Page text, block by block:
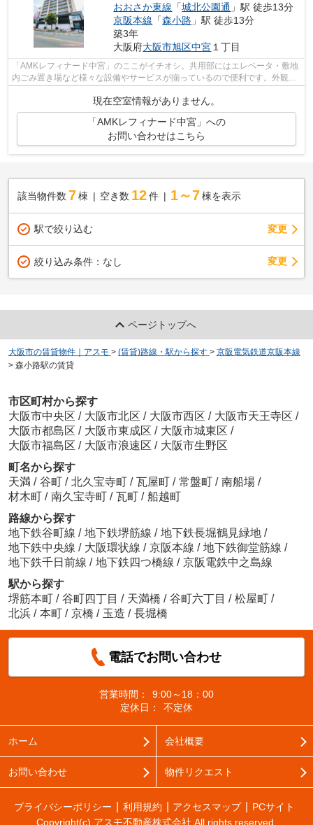
おおさか東線 「城北公園通 」駅 徒歩13分
京阪本線 「森小路 」駅 徒歩13分
築3年
大阪府大阪市旭区中宮 １丁目
「AMKレフィナード中宮」のここがイチオシ。共用部にはエレベータ・敷地
内ごみ置き場など様々な設備やサービスが揃っているので便利です。外観タ
イル張りは、雨風の侵入を防ぎ骨組みを...
現在空室情報がありません。
「AMKレフィナード中宮」への
お問い合わせはこちら
該当物件数 7棟 空き数 12 件 1～7 棟を表示
駅で絞り込む 変更
絞り込み条件： なし 変更
ページトップへ
大阪市の賃貸物件｜アスモ > (賃貸)路線・駅から探す > 京阪電気鉄道京阪本線
> 森小路駅の賃貸
市区町村から探す
大阪市中央区 / 大阪市北区 / 大阪市西区 / 大阪市天王寺区 /
大阪市都島区 / 大阪市東成区 / 大阪市城東区 /
大阪市福島区 / 大阪市浪速区 / 大阪市生野区
町名から探す
天満 / 谷町 / 北久宝寺町 / 瓦屋町 / 常盤町 / 南船場 /
材木町 / 南久宝寺町 / 瓦町 / 船越町
路線から探す
地下鉄谷町線 / 地下鉄堺筋線 / 地下鉄長堀鶴見緑地 /
地下鉄中央線 / 大阪環状線 / 京阪本線 / 地下鉄御堂筋線 /
地下鉄千日前線 / 地下鉄四つ橋線 / 京阪電鉄中之島線
駅から探す
堺筋本町 / 谷町四丁目 / 天満橋 / 谷町六丁目 / 松屋町 /
北浜 / 本町 / 京橋 / 玉造 / 長堀橋
電話でお問い合わせ
営業時間：
9:00～18：00
定休日：
不定休
ホーム 会社概要
お問い合わせ 物件リクエスト
プライバシーポリシー 利用規約 アクセスマップ
PCサイト
Copyright(c) アスモ不動産株式会社 All rights reserved.